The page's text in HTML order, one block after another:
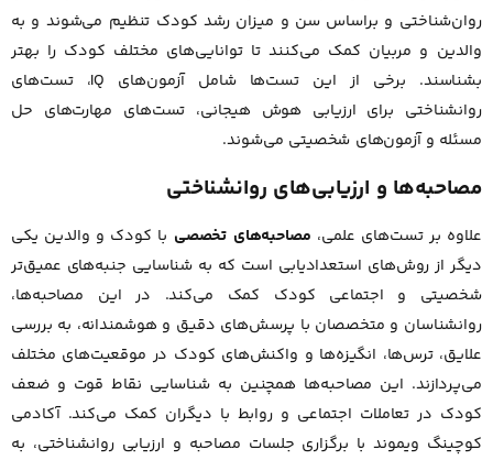
روان‌شناختی و براساس سن و میزان رشد کودک تنظیم می‌شوند و به
والدین و مربیان کمک می‌کنند تا توانایی‌های مختلف کودک را بهتر
بشناسند. برخی از این تست‌ها شامل آزمون‌های IQ، تست‌های
روانشناختی برای ارزیابی هوش هیجانی، تست‌های مهارت‌های حل
مسئله و آزمون‌های شخصیتی می‌شوند.
مصاحبه‌ها و ارزیابی‌های روانشناختی
علاوه بر تست‌های علمی، مصاحبه‌های تخصصی با کودک و والدین یکی
دیگر از روش‌های استعدادیابی است که به شناسایی جنبه‌های عمیق‌تر
شخصیتی و اجتماعی کودک کمک می‌کند. در این مصاحبه‌ها،
روانشناسان و متخصصان با پرسش‌های دقیق و هوشمندانه، به بررسی
علایق، ترس‌ها، انگیزه‌ها و واکنش‌های کودک در موقعیت‌های مختلف
می‌پردازند. این مصاحبه‌ها همچنین به شناسایی نقاط قوت و ضعف
کودک در تعاملات اجتماعی و روابط با دیگران کمک می‌کند. آکادمی
کوچینگ ویموند با برگزاری جلسات مصاحبه و ارزیابی روانشناختی، به